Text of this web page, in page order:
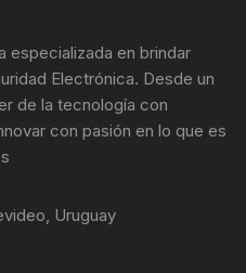
especializada en brindar
Electrónica. Desde un
de la tecnología con
con pasión en lo que es
Uruguay